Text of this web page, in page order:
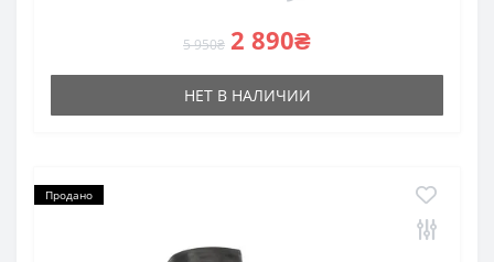
5 950₴ 2 890₴
НЕТ В НАЛИЧИИ
Продано